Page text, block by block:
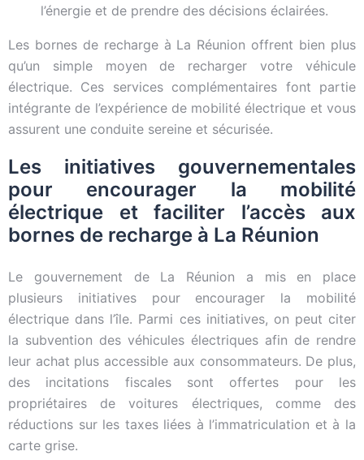
l’énergie et de prendre des décisions éclairées.
Les bornes de recharge à La Réunion offrent bien plus
qu’un simple moyen de recharger votre véhicule
électrique. Ces services complémentaires font partie
intégrante de l’expérience de mobilité électrique et vous
assurent une conduite sereine et sécurisée.
Les initiatives gouvernementales
pour encourager la mobilité
électrique et faciliter l’accès aux
bornes de recharge à La Réunion
Le gouvernement de La Réunion a mis en place
plusieurs initiatives pour encourager la mobilité
électrique dans l’île. Parmi ces initiatives, on peut citer
la subvention des véhicules électriques afin de rendre
leur achat plus accessible aux consommateurs. De plus,
des incitations fiscales sont offertes pour les
propriétaires de voitures électriques, comme des
réductions sur les taxes liées à l’immatriculation et à la
carte grise.